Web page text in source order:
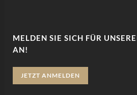
MELDEN SIE SICH FÜR
AN!
JETZT ANMELDEN